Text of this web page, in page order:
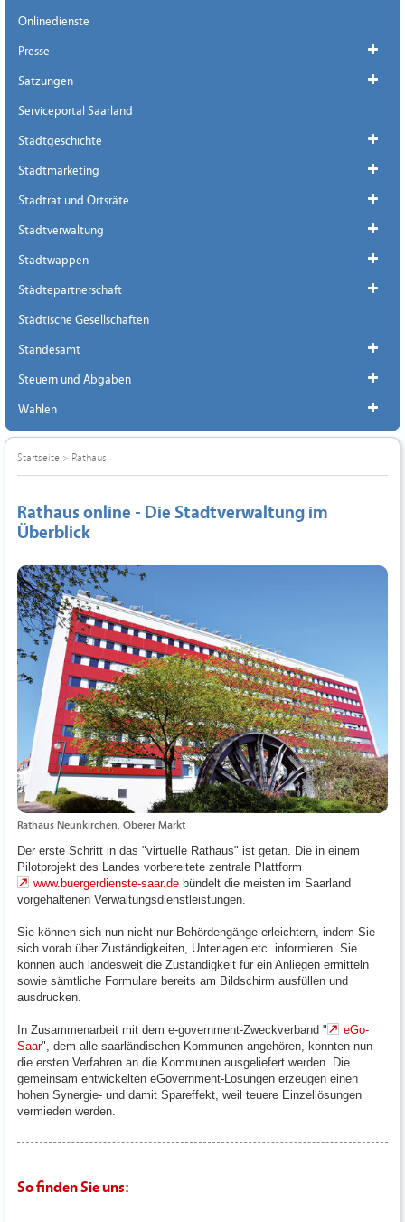
Onlinedienste
Presse
Satzungen
Serviceportal Saarland
Stadtgeschichte
Stadtmarketing
Stadtrat und Ortsräte
Stadtverwaltung
Stadtwappen
Städtepartnerschaft
Städtische Gesellschaften
Standesamt
Steuern und Abgaben
Wahlen
Startseite > Rathaus
Rathaus online - Die Stadtverwaltung im
Überblick
Rathaus Neunkirchen, Oberer Markt
Der erste Schritt in das "virtuelle Rathaus" ist getan. Die in einem
Pilotprojekt des Landes vorbereitete zentrale Plattform
www.buergerdienste-saar.de bündelt die meisten im Saarland
vorgehaltenen Verwaltungsdienstleistungen.
Sie können sich nun nicht nur Behördengänge erleichtern, indem Sie
sich vorab über Zuständigkeiten, Unterlagen etc. informieren. Sie
können auch landesweit die Zuständigkeit für ein Anliegen ermitteln
sowie sämtliche Formulare bereits am Bildschirm ausfüllen und
ausdrucken.
In Zusammenarbeit mit dem e-government-Zweckverband "
eGo-
Saar", dem alle saarländischen Kommunen angehören, konnten nun
die ersten Verfahren an die Kommunen ausgeliefert werden. Die
gemeinsam entwickelten eGovernment-Lösungen erzeugen einen
hohen Synergie- und damit Spareffekt, weil teuere Einzellösungen
vermieden werden.
So finden Sie uns: